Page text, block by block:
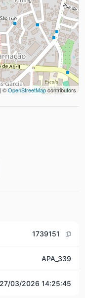
©OpenStreetMapcontributors
1739151
APA_339
27/03/2026 14:25:45